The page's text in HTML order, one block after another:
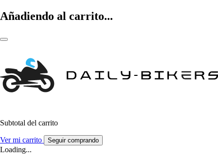
Añadiendo al carrito...
Subtotal del carrito
Ver mi carrito Seguir comprando
Loading...